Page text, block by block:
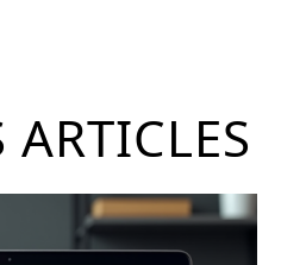
ARTICLES